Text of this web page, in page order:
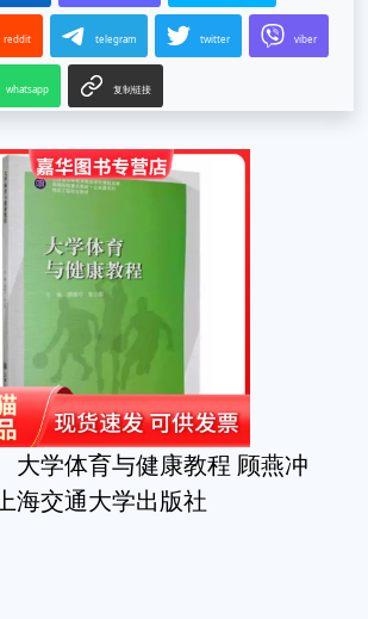
reddit telegram twitter viber
whatsapp 复制链接
大学体育与健康教程 顾燕冲
海交通大学出版社